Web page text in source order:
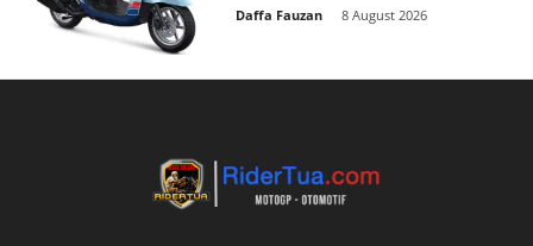
Daffa Fauzan 8 August 2026